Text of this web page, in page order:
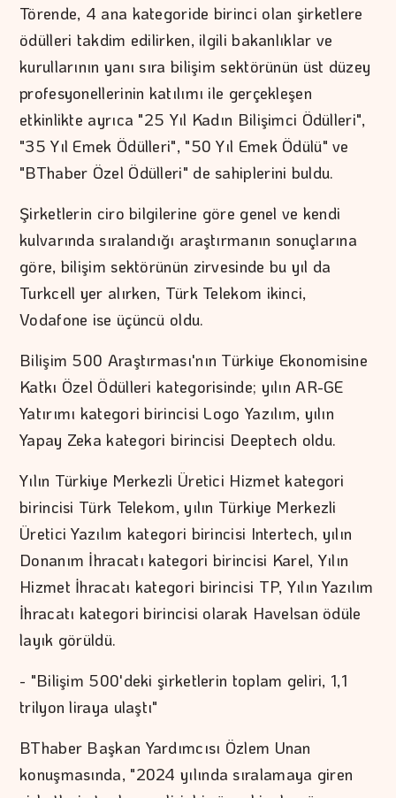
Törende, 4 ana kategoride birinci olan şirketlere
ödülleri takdim edilirken, ilgili bakanlıklar ve
kurullarının yanı sıra bilişim sektörünün üst düzey
profesyonellerinin katılımı ile gerçekleşen
etkinlikte ayrıca "25 Yıl Kadın Bilişimci Ödülleri",
"35 Yıl Emek Ödülleri", "50 Yıl Emek Ödülü" ve
"BThaber Özel Ödülleri" de sahiplerini buldu.
Şirketlerin ciro bilgilerine göre genel ve kendi
kulvarında sıralandığı araştırmanın sonuçlarına
göre, bilişim sektörünün zirvesinde bu yıl da
Turkcell yer alırken, Türk Telekom ikinci,
Vodafone ise üçüncü oldu.
Bilişim 500 Araştırması'nın Türkiye Ekonomisine
Katkı Özel Ödülleri kategorisinde; yılın AR-GE
Yatırımı kategori birincisi Logo Yazılım, yılın
Yapay Zeka kategori birincisi Deeptech oldu.
Yılın Türkiye Merkezli Üretici Hizmet kategori
birincisi Türk Telekom, yılın Türkiye Merkezli
Üretici Yazılım kategori birincisi Intertech, yılın
Donanım İhracatı kategori birincisi Karel, Yılın
Hizmet İhracatı kategori birincisi TP, Yılın Yazılım
İhracatı kategori birincisi olarak Havelsan ödüle
layık görüldü.
- "Bilişim 500'deki şirketlerin toplam geliri, 1,1
trilyon liraya ulaştı"
BThaber Başkan Yardımcısı Özlem Unan
konuşmasında, "2024 yılında sıralamaya giren